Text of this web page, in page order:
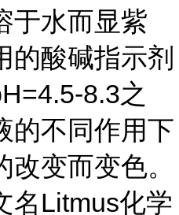
于水而显紫
的酸碱指示剂
8.3之
的不同作用下
变而变色。
名Litmus化学